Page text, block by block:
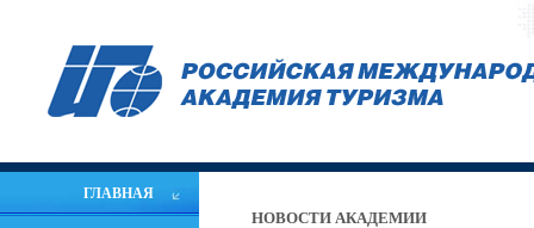
ГЛАВНАЯ
НОВОСТИ АКАДЕМИИ